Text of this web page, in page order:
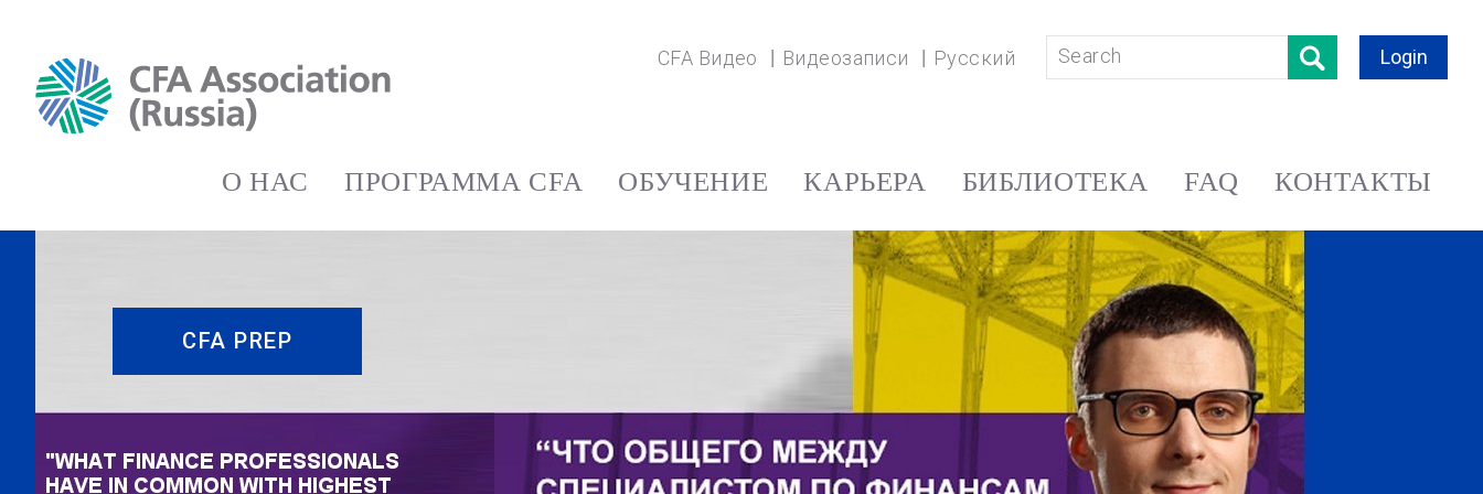
CFA Видео Видеозаписи Русский Login
О НАС ПРОГРАММА CFA ОБУЧЕНИЕ КАРЬЕРА БИБЛИОТЕКА FAQ КОНТАКТЫ
CFA PREP